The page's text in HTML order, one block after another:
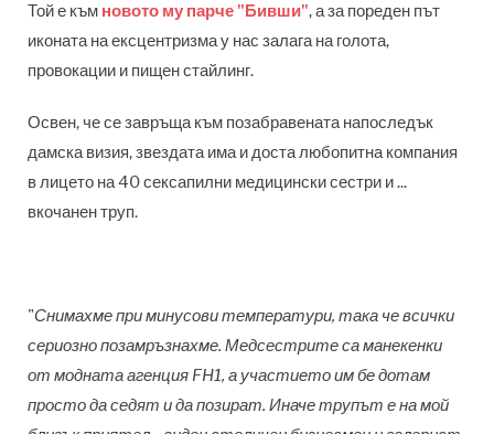
Той е към новото му парче "Бивши", а за пореден път
иконата на ексцентризма у нас залага на голота,
провокации и пищен стайлинг.
Освен, че се завръща към позабравената напоследък
дамска визия, звездата има и доста любопитна компания
в лицето на 40 сексапилни медицински сестри и ...
вкочанен труп.
"Снимахме при минусови температури, така че всички
сериозно позамръзнахме. Медсестрите са манекенки
от модната агенция FH1, а участието им бе дотам
просто да седят и да позират. Иначе трупът е на мой